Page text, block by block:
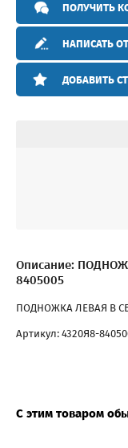
ПОЛУЧИТЬ
НАПИСАТЬ
ДОБАВИТЬ
Описание:
8405005
ПОДНОЖКА ЛЕВАЯ В
Артикул: 4320Я8-
С этим товаром